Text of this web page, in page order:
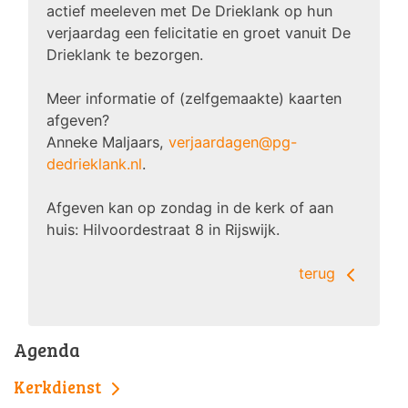
actief meeleven met De Drieklank op hun
verjaardag een felicitatie en groet vanuit De
Drieklank te bezorgen.
Meer informatie of (zelfgemaakte) kaarten
afgeven?
Anneke Maljaars, verjaardagen@pg-
dedrieklank.nl.
Afgeven kan op zondag in de kerk of aan
huis: Hilvoordestraat 8 in Rijswijk.
terug
Agenda
Kerkdienst